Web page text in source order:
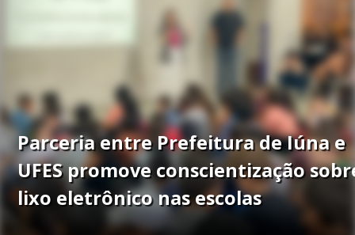
Parceria entre Prefeitura de Iúna e
UFES promove conscientização
lixo eletrônico nas escolas